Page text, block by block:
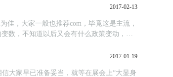
2017-02-13
，大家一般也推荐com，毕竟这是主流，
数，不知道以后又会有什么政策变动，有
2017-01-19
大家早已准备妥当，就等在展会上“大显身